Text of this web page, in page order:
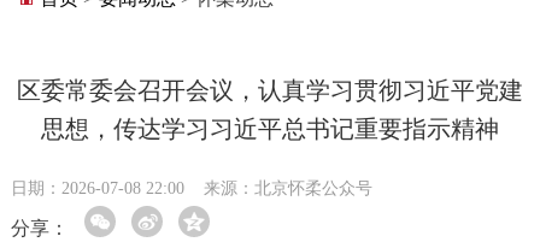
区委常委会召开会议，认真学习贯彻习近平党建
思想，传达学习习近平总书记重要指示精神
日期：2026-07-08 22:00 来源：北京怀柔公众号
分享：